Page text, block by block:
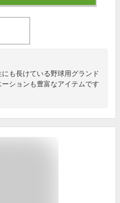
も長けている野球用グランド
ションも豊富なアイテムです